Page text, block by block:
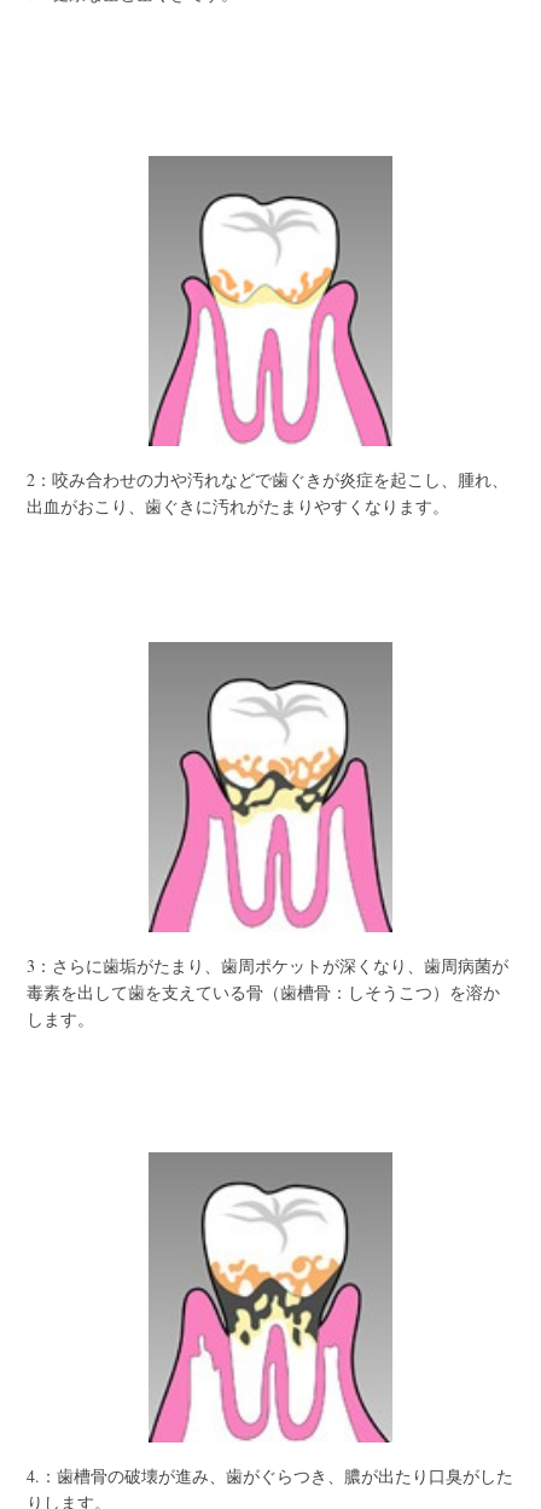
2：咬み合わせの力や汚れなどで歯ぐきが炎症を起こし、腫れ、
出血がおこり、歯ぐきに汚れがたまりやすくなります。
3：さらに歯垢がたまり、歯周ポケットが深くなり、歯周病菌が
毒素を出して歯を支えている骨（歯槽骨：しそうこつ）を溶か
します。
4.：歯槽骨の破壊が進み、歯がぐらつき、膿が出たり口臭がした
りします。